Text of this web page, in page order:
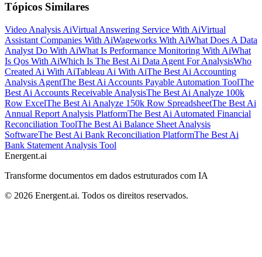
Tópicos Similares
Video Analysis AiVirtual Answering Service With AiVirtual
Assistant Companies With AiWageworks With AiWhat Does A Data
Analyst Do With AiWhat Is Performance Monitoring With AiWhat
Is Qos With AiWhich Is The Best Ai Data Agent For AnalysisWho
Created Ai With AiTableau Ai With AiThe Best Ai Accounting
Analysis AgentThe Best Ai Accounts Payable Automation ToolThe
Best Ai Accounts Receivable AnalysisThe Best Ai Analyze 100k
Row ExcelThe Best Ai Analyze 150k Row SpreadsheetThe Best Ai
Annual Report Analysis PlatformThe Best Ai Automated Financial
Reconciliation ToolThe Best Ai Balance Sheet Analysis
SoftwareThe Best Ai Bank Reconciliation PlatformThe Best Ai
Bank Statement Analysis Tool
Energent.ai
Transforme documentos em dados estruturados com IA
© 2026 Energent.ai. Todos os direitos reservados.